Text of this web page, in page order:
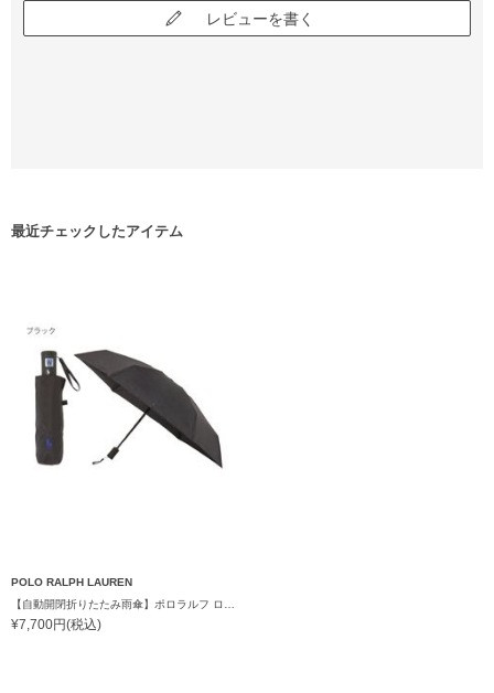
レビューを書く
最近チェックしたアイテム
POLO RALPH LAUREN
¥7,700円(税込)